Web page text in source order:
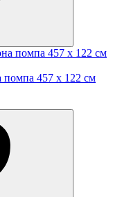
помпа 457 x 122 см